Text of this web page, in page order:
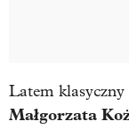
Latem klasyczny
Małgorzata